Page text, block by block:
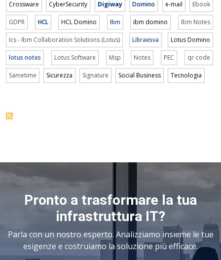
Crossware CyberSecurity Digiway Domino e-mail Ebook
GDPR HCL HCL Domino Ibm ibm domino Ibm Notes
Ics - Ibm Collaboration Solutions (Lotus) Libraesva Lotus Domino
lotus notes Lotus Software Msp Notes PEC qr-code
Sametime Sicurezza Signature Social Business Tecnologia
Pronto a trasformare la tua
infrastruttura IT?
Parla con un nostro esperto. Analizziamo insieme le tue
esigenze e costruiamo la soluzione più efficace.